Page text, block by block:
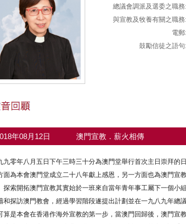
總議會調派及選委之職務:
與宣教及牧養有關之職務:
電郵:
鼓勵信徒之語句:
年08月12日 澳門宣教．薪火相傳
九零年八月五日下午三時三十分為澳門堂舉行首次主日崇拜的
面為本會澳門堂成立二十八年獻上感恩，另一方面也為澳門宣教
開拓澳門宣教其實始於一班來自當年青年事工屬下一個小
和探訪澳門教會，經過學習階段遂提出計劃並在一九八九年
算是本會在香港作海外宣教的第一步，當澳門回歸後，澳門宣